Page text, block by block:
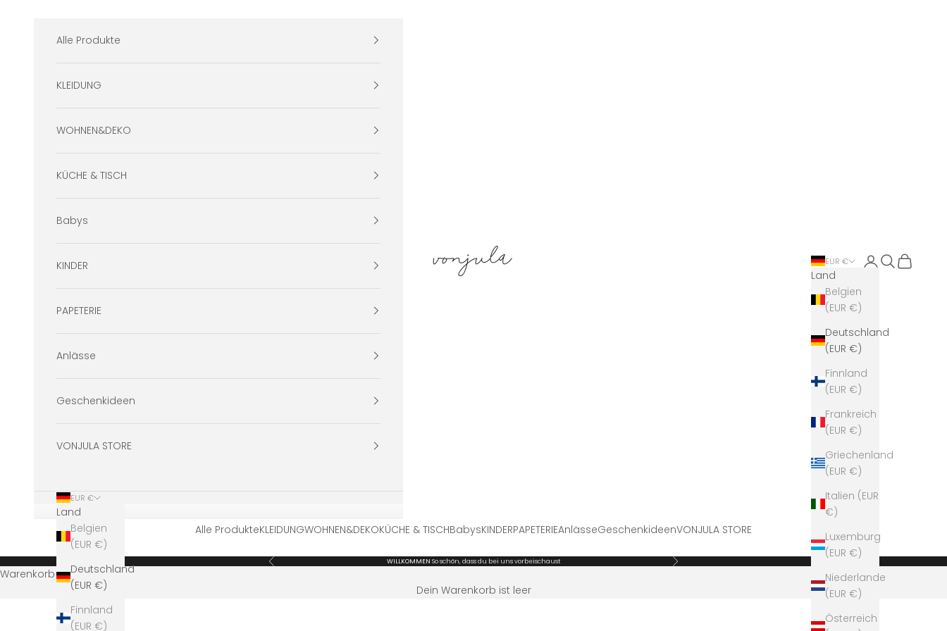
Alle ProdukteKLEIDUNGWOHNEN&DEKOKÜCHE & TISCHBabysKINDERPAPETERIEAnlässeGeschenkideenVONJULA STORE
EUR €
Land
Belgien
(EUR €)
Deutschland
(EUR €)
Finnland
(EUR €)
Frankreich
(EUR €)
Griechenland
(EUR €)
Italien (EUR
€)
Luxemburg
(EUR €)
Niederlande
(EUR €)
Österreich
Anmelden
Suchen
Alle Produkte
KLEIDUNG
WOHNEN&DEKO
KÜCHE & TISCH
Babys
KINDER
PAPETERIE
Anlässe
Geschenkideen
VONJULA STORE
EUR €
Land
Belgien
(EUR €)
Deutschland
(EUR €)
Finnland
(EUR €)
Zurück WILLKOMMEN So schön, dass du bei uns vorbeischaust Vor
Warenkorb
Dein Warenkorb ist leer